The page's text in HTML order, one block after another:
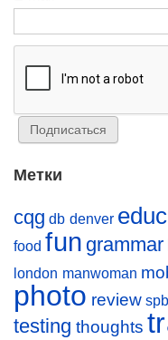
Метки
cqg db denver
food fun grammar
london manwoman
photo review spb
testing thoughts